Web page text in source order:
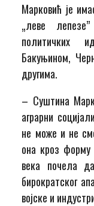
Марковић је
„леве
политичких
Бакуњином,
другима.
– Суштина
аграрни
не може и не
она кроз форму
века почела
бирократског
војске и